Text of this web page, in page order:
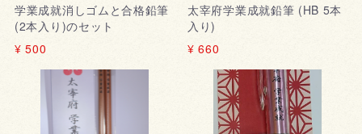
学業成就消しゴムと合格鉛筆
(2本入り)のセット
¥ 500
太宰府学業成就鉛筆 (HB 5本
入り)
¥ 660